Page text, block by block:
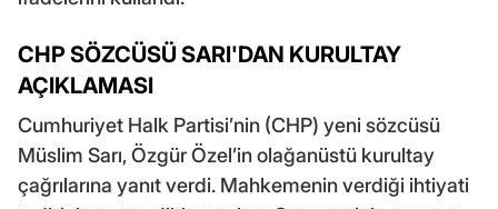
CHP SÖZCÜSÜ SARI'DAN KURULTAY
AÇIKLAMASI
Cumhuriyet Halk Partisi’nin (CHP) yeni sözcüsü
Müslim Sarı, Özgür Özel’in olağanüstü kurultay
çağrılarına yanıt verdi. Mahkemenin verdiği ihtiyati